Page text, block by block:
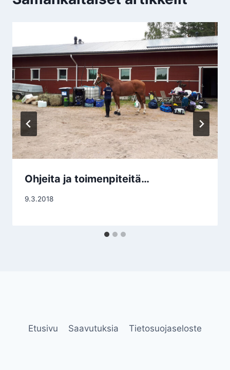
Ohjeita ja toimenpiteitä…
9.3.2018
Etusivu Saavutuksia Tietosuojaseloste